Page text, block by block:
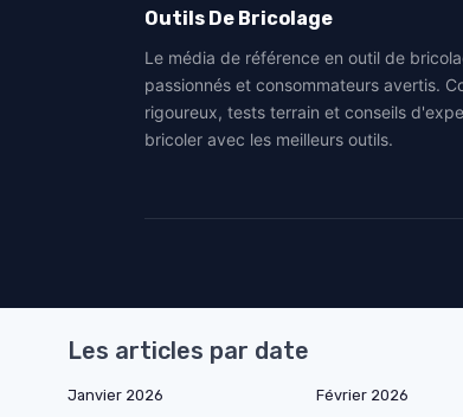
Outils De Bricolage
Le média de référence en outil de
passionnés et consommateurs avertis.
rigoureux, tests terrain et conseils
bricoler avec les meilleurs outils.
Les articles par date
Janvier 2026 Février 2026